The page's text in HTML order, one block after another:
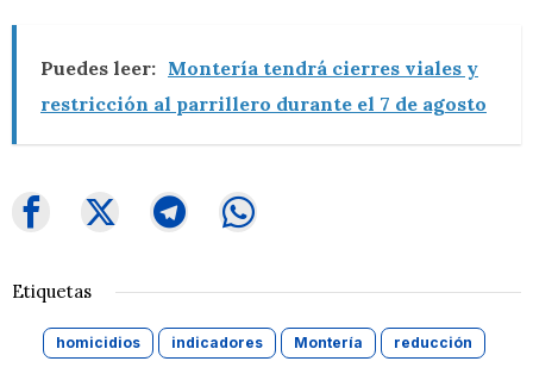
Puedes leer: Montería tendrá cierres viales y
restricción al parrillero durante el 7 de agosto
Etiquetas
homicidios indicadores Montería reducción